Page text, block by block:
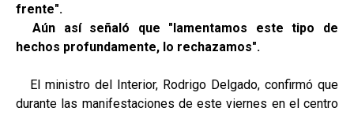
frente".
Aún así señaló que "lamentamos este tipo de
hechos profundamente, lo rechazamos".
El ministro del Interior, Rodrigo Delgado, confirmó que
durante las manifestaciones de este viernes en el centro